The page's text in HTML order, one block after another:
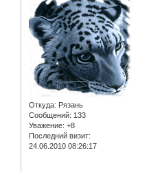
Откуда: Рязань
Сообщений: 133
Уважение: +8
Последний визит:
24.06.2010 08:26:17